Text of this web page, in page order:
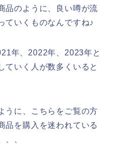
品のように、良い噂が流
ていくものなんですね♪
年、2022年、2023年と
ていく人が数多くいると
うに、こちらをご覧の方
品を購入を迷われている
、、